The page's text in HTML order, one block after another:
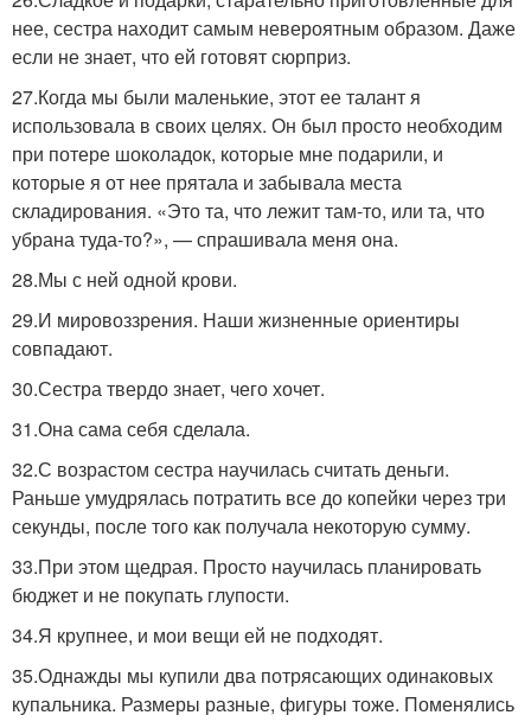
нее, сестра находит самым невероятным образом. Даже
если не знает, что ей готовят сюрприз.
27.Когда мы были маленькие, этот ее талант я
использовала в своих целях. Он был просто необходим
при потере шоколадок, которые мне подарили, и
которые я от нее прятала и забывала места
складирования. «Это та, что лежит там-то, или та, что
убрана туда-то?», — спрашивала меня она.
28.Мы с ней одной крови.
29.И мировоззрения. Наши жизненные ориентиры
совпадают.
30.Сестра твердо знает, чего хочет.
31.Она сама себя сделала.
32.С возрастом сестра научилась считать деньги.
Раньше умудрялась потратить все до копейки через три
секунды, после того как получала некоторую сумму.
33.При этом щедрая. Просто научилась планировать
бюджет и не покупать глупости.
34.Я крупнее, и мои вещи ей не подходят.
35.Однажды мы купили два потрясающих одинаковых
купальника. Размеры разные, фигуры тоже. Поменялись